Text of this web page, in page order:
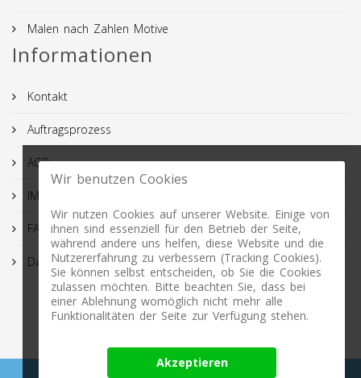
Malen nach Zahlen Motive
Informationen
Kontakt
Auftragsprozess
AGB
IMPRESSUM
FAQ
Datenschutz
Wir benutzen Cookies
Wir nutzen Cookies auf unserer Website. Einige von
ihnen sind essenziell für den Betrieb der Seite,
während andere uns helfen, diese Website und die
Nutzererfahrung zu verbessern (Tracking Cookies).
Sie können selbst entscheiden, ob Sie die Cookies
zulassen möchten. Bitte beachten Sie, dass bei
einer Ablehnung womöglich nicht mehr alle
Funktionalitäten der Seite zur Verfügung stehen.
Akzeptieren